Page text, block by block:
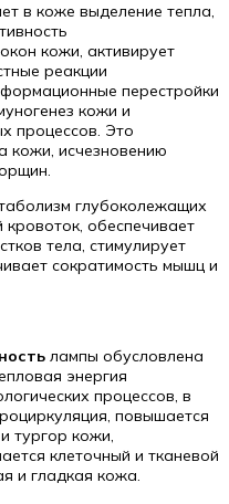
в коже выделение тепла,
кожи, активирует
реакции
перестройки
кожи и
процессов. Это
кожи, исчезновению
глубоколежащих
обеспечивает
тела, стимулирует
сократимость мышц и
лампы обусловлена
энергия
процессов, в
повышается
тургор кожи,
клеточный и тканевой
и гладкая кожа.